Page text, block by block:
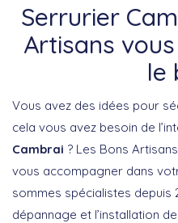
Serrurier
Artisans
le
Vous avez des idées pour
cela vous avez besoin de
Cambrai ? Les Bons
vous accompagner dans
sommes spécialistes depuis
dépannage et l’installation